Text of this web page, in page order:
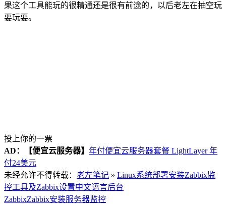
果这个工具能玩的很精通还是很有前途的，以后老左在抽空玩
耍玩耍。
投上你的一票
AD：
【便宜云服务器】 年付便宜云服务器套餐 LightLayer 年
付24美元
未经允许不得转载： 老左笔记 » Linux系统部署安装Zabbix监
控工具及Zabbix设置中文语言后台
ZabbixZabbix安装服务器监控